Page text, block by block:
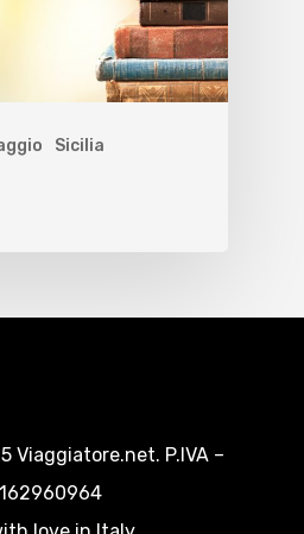
Sicilia
Viaggiatore.net. P.IVA –